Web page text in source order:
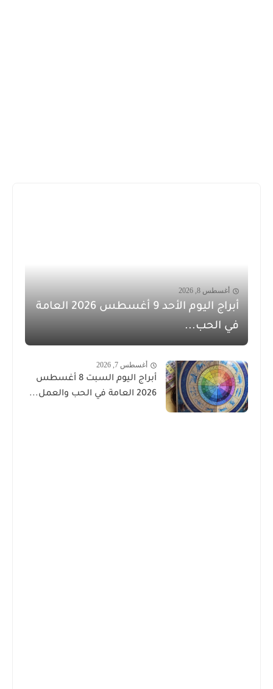
أغسطس 8, 2026
أبراج اليوم الأحد 9 أغسطس 2026 العامة
في الحب...
أغسطس 7, 2026
أبراج اليوم السبت 8 أغسطس
2026 العامة في الحب والعمل...